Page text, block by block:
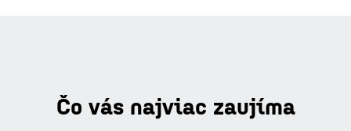
Čo vás najviac zaujíma